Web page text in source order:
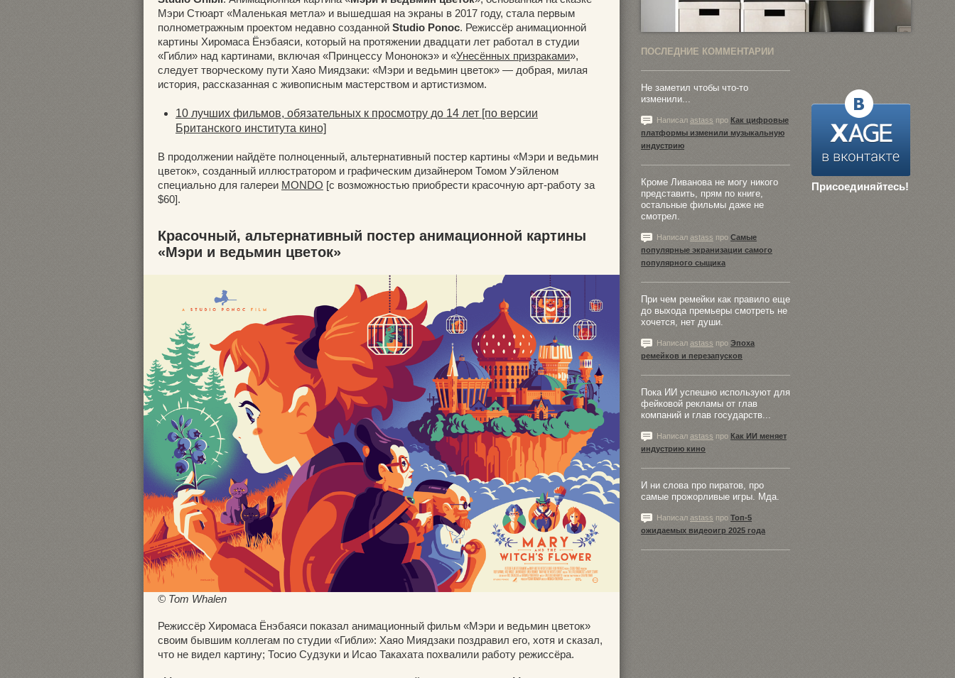
Мэри Стюарт «Маленькая метла» и вышедшая на экраны в 2017 году, стала первым
полнометражным проектом недавно созданной Studio Ponoc. Режиссёр анимационной
картины Хиромаса Ёнэбаяси, который на протяжении двадцати лет работал в студии
«Гибли» над картинами, включая «Принцессу Мононокэ» и «Унесённых призраками»,
следует творческому пути Хаяо Миядзаки: «Мэри и ведьмин цветок» — добрая, милая
история, рассказанная с живописным мастерством и артистизмом.
10 лучших фильмов, обязательных к просмотру до 14 лет [по версии
Британского института кино]
В продолжении найдёте полноценный, альтернативный постер картины «Мэри и ведьмин
цветок», созданный иллюстратором и графическим дизайнером Томом Уэйленом
специально для галереи MONDO [с возможностью приобрести красочную арт-работу за
$60].
Красочный, альтернативный постер анимационной картины
«Мэри и ведьмин цветок»
© Tom Whalen
Режиссёр Хиромаса Ёнэбаяси показал анимационный фильм «Мэри и ведьмин цветок»
своим бывшим коллегам по студии «Гибли»: Хаяо Миядзаки поздравил его, хотя и сказал,
что не видел картину; Тосио Судзуки и Исао Такахата похвалили работу режиссёра.
ПОСЛЕДНИЕ КОММЕНТАРИИ
Присоединяйтесь!
Не заметил чтобы что-то
изменили...
Написал astass про Как цифровые
платформы изменили музыкальную
индустрию
Кроме Ливанова не могу никого
представить, прям по книге,
остальные фильмы даже не
смотрел.
Написал astass про Самые
популярные экранизации самого
популярного сыщика
При чем ремейки как правило еще
до выхода премьеры смотреть не
хочется, нет души.
Написал astass про Эпоха
ремейков и перезапусков
Пока ИИ успешно используют для
фейковой рекламы от глав
компаний и глав государств...
Написал astass про Как ИИ меняет
индустрию кино
И ни слова про пиратов, про
самые прожорливые игры. Мда.
Написал astass про Топ-5
ожидаемых видеоигр 2025 года